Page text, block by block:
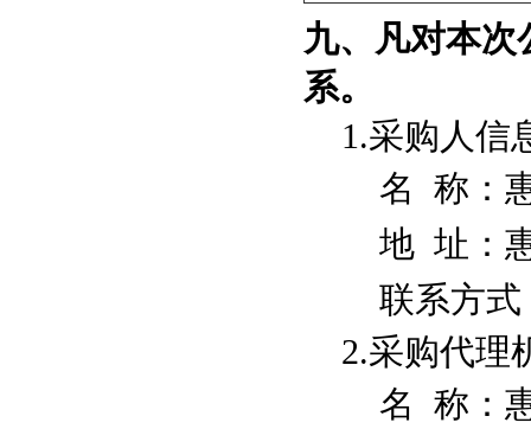
九、凡对本
系。
1.采购人信
名 称：
地 址：
联系方式
2.采购代理
名 称：